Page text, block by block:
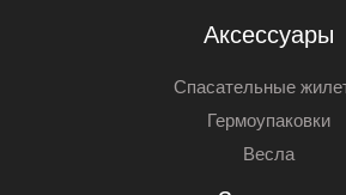
Аксессуары
Спасательные
Гермоупаковки
Весла